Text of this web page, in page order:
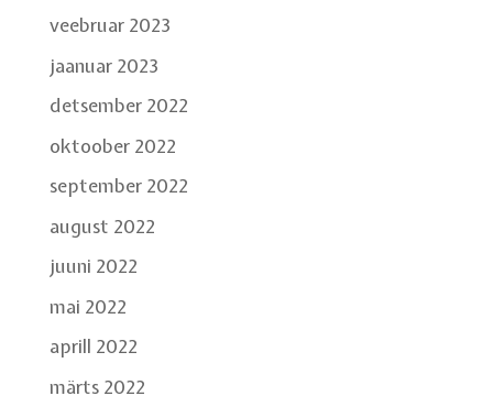
veebruar 2023
jaanuar 2023
detsember 2022
oktoober 2022
september 2022
august 2022
juuni 2022
mai 2022
aprill 2022
märts 2022